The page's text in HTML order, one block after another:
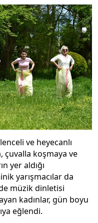
ve heyecanlı
çuvalla koşmaya ve
yer aldığı
yarışmacılar da
müzik dinletisi
kadınlar, gün boyu
eğlendi.